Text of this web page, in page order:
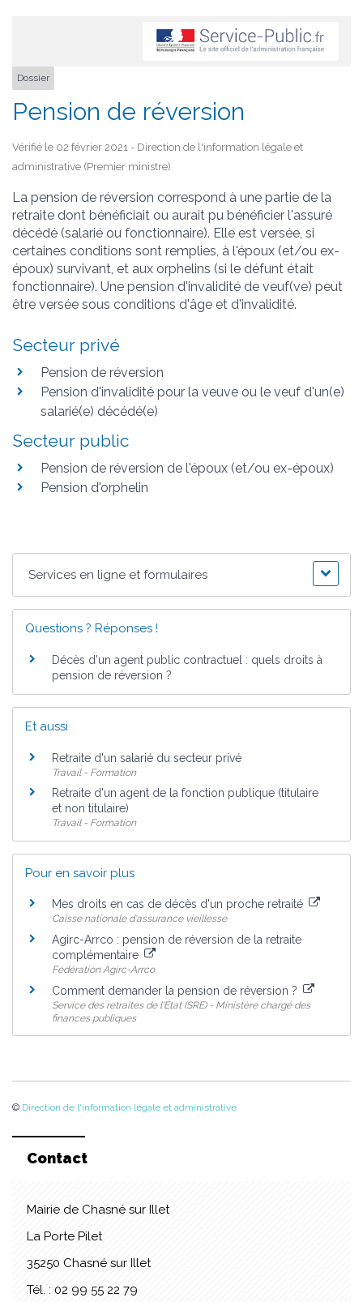
Dossier
Pension de réversion
Vérifié le 02 février 2021 - Direction de l'information légale et
administrative (Premier ministre)
La pension de réversion correspond à une partie de la
retraite dont bénéficiait ou aurait pu bénéficier l'assuré
décédé (salarié ou fonctionnaire). Elle est versée, si
certaines conditions sont remplies, à l'époux (et/ou ex-
époux) survivant, et aux orphelins (si le défunt était
fonctionnaire). Une pension d'invalidité de veuf(ve) peut
être versée sous conditions d'âge et d'invalidité.
Secteur privé
Pension de réversion
Pension d'invalidité pour la veuve ou le veuf d'un(e)
salarié(e) décédé(e)
Secteur public
Pension de réversion de l'époux (et/ou ex-époux)
Pension d'orphelin
Services en ligne et formulaires
Questions ? Réponses !
Décès d'un agent public contractuel : quels droits à
pension de réversion ?
Et aussi
Retraite d'un salarié du secteur privé
Travail - Formation
Retraite d'un agent de la fonction publique (titulaire
et non titulaire)
Travail - Formation
Pour en savoir plus
Mes droits en cas de décès d'un proche retraité
Caisse nationale d'assurance vieillesse
Agirc-Arrco : pension de réversion de la retraite
complémentaire
Fédération Agirc-Arrco
Comment demander la pension de réversion ?
Service des retraites de l'État (SRE) - Ministère chargé des
finances publiques
© Direction de l'information légale et administrative
Contact
Mairie de Chasné sur Illet
La Porte Pilet
35250 Chasné sur Illet
Tél. : 02 99 55 22 79